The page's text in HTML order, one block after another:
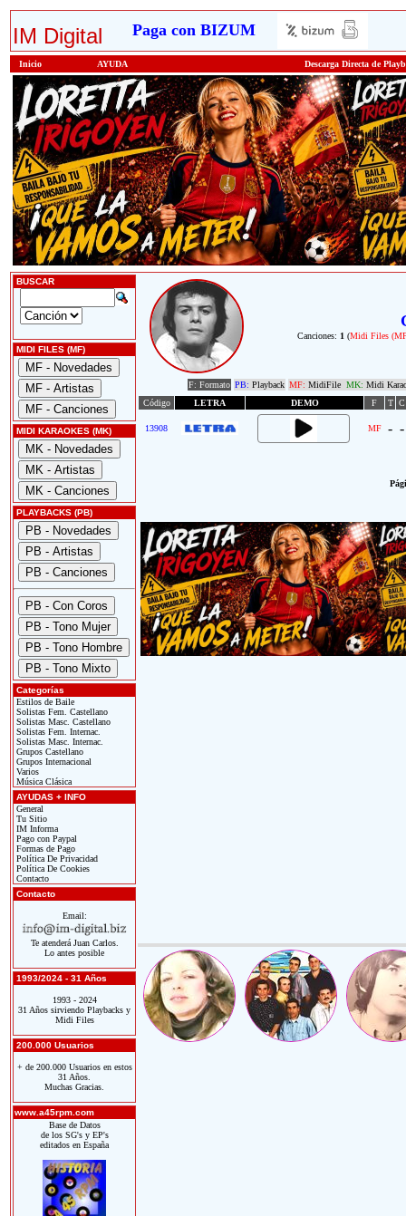
IM Digital Paga con BIZUM
Inicio AYUDA Descarga Directa de
BUSCAR
MIDI FILES (MF)
MIDI KARAOKES (MK)
PLAYBACKS (PB)
Categorías
Estilos de Baile
Solistas Fem. Castellano
Solistas Masc. Castellano
Solistas Fem. Internac.
Solistas Masc. Internac.
Grupos Castellano
Grupos Internacional
Varios
Música Clásica
AYUDAS + INFO
General
Tu Sitio
IM Informa
Pago con Paypal
Formas de Pago
Política De Privacidad
Política De Cookies
Contacto
Contacto
Email:
Te atenderá Juan Carlos.
Lo antes posible
1993/2024 - 31 Años
1993 - 2024
31 Años sirviendo Playbacks y
Midi Files
200.000 Usuarios
+ de 200.000 Usuarios en estos
31 Años.
Muchas Gracias.
www.a45rpm.com
Base de Datos
de los SG's y EP's
editados en España
Canciones: 1 (Midi Files
F: Formato PB: Playback MF: MidiFile MK: Midi
Código
LETRA DEMO F T C
13908 MF - -